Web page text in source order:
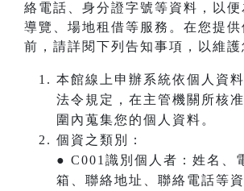
絡電話、身分證字號等資料，以便
導覽、場地租借等服務。在您提供
前，請詳閱下列告知事項，以維護
本館線上申辦系統依個人資
法令規定，在主管機關所核
圍內蒐集您的個人資料。
個資之類別：
● C001識別個人者：姓名、
箱、聯絡地址、聯絡電話等資